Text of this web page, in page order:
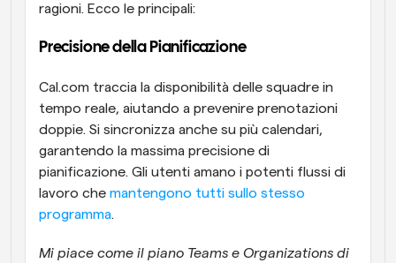
ragioni. Ecco le principali:
Precisione della Pianificazione
Cal.com traccia la disponibilità delle squadre in
tempo reale, aiutando a prevenire prenotazioni
doppie. Si sincronizza anche su più calendari,
garantendo la massima precisione di
pianificazione. Gli utenti amano i potenti flussi di
lavoro che mantengono tutti sullo stesso
programma.
Mi piace come il piano Teams e Organizations di